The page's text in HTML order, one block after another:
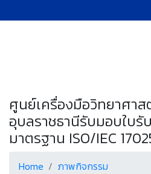
ศูนย์เครื่องมือวิทยาศา
อุบลราชธานีรับมอบใบรั
มาตรฐาน ISO/IEC
Home ภาพกิจกรรม